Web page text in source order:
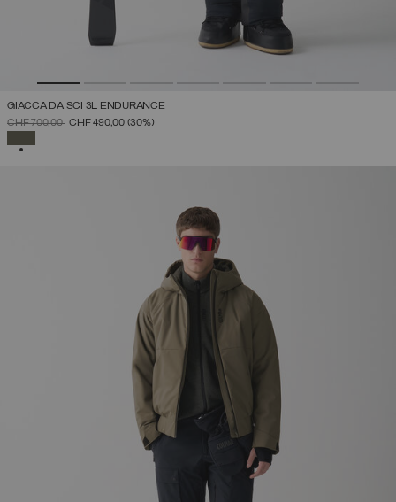
GIACCA DA SCI 3L ENDURANCE
PREZZO RIDOTTO DA
CHF 700,00ACHF 490,00 (30%)